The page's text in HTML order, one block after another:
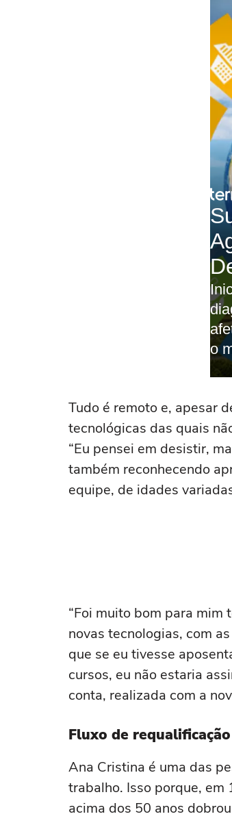
Tudo é remoto e, apesar
tecnológicas das quais
“Eu pensei em desistir,
também reconhecendo
equipe, de idades
“Foi muito bom para mim
novas tecnologias, com
que se eu tivesse
cursos, eu não estaria
conta, realizada com a
Fluxo de requalificação
Ana Cristina é uma das
trabalho. Isso porque,
acima dos 50 anos